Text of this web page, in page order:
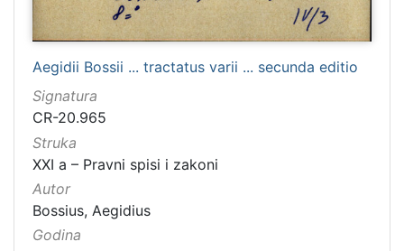
Aegidii Bossii ... tractatus varii ... secunda editio
Signatura
CR-20.965
Struka
XXI a – Pravni spisi i zakoni
Autor
Bossius, Aegidius
Godina